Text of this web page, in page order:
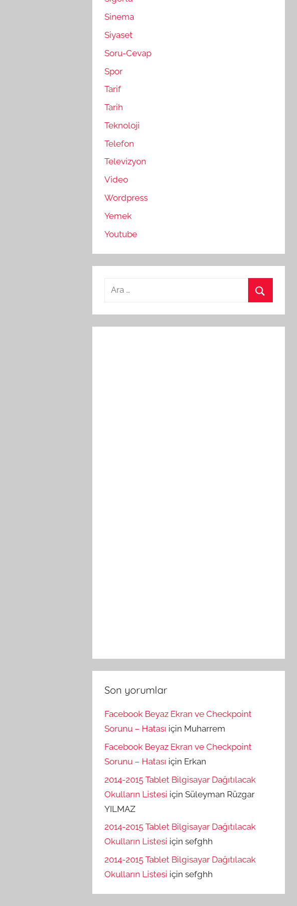
Sinema
Siyaset
Soru-Cevap
Spor
Tarif
Tarih
Teknoloji
Telefon
Televizyon
Video
Wordpress
Yemek
Youtube
Arama:
Son yorumlar
Facebook Beyaz Ekran ve Checkpoint
Sorunu – Hatası için Muharrem
Facebook Beyaz Ekran ve Checkpoint
Sorunu – Hatası için Erkan
2014-2015 Tablet Bilgisayar Dağıtılacak
Okulların Listesi içinSüleyman Rüzgar
YILMAZ
2014-2015 Tablet Bilgisayar Dağıtılacak
Okulların Listesi içinsefghh
2014-2015 Tablet Bilgisayar Dağıtılacak
Okulların Listesi içinsefghh